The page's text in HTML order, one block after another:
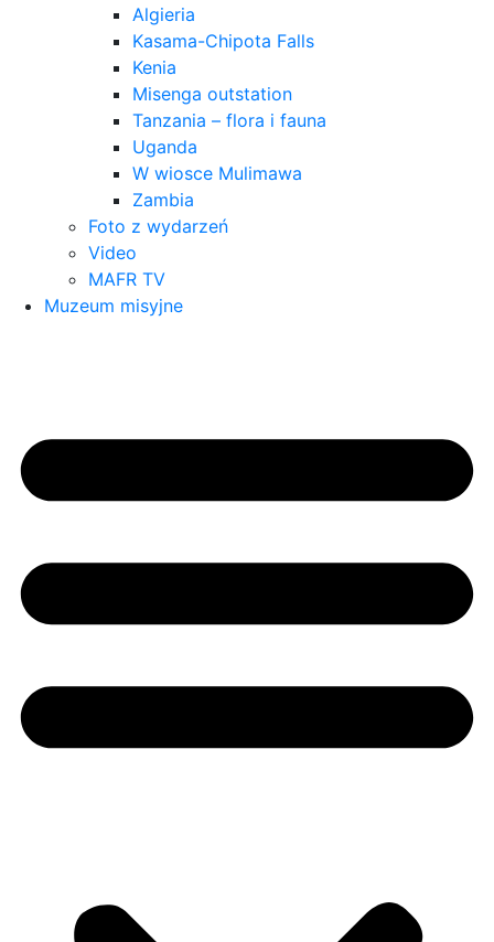
Algieria
Kasama-Chipota Falls
Kenia
Misenga outstation
Tanzania – flora i fauna
Uganda
W wiosce Mulimawa
Zambia
Foto z wydarzeń
Video
MAFR TV
Muzeum misyjne